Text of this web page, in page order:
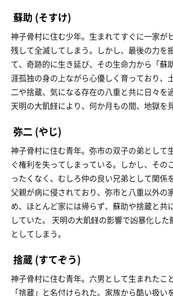
蘇助 (そすけ)
神子骨村に住む少年。生まれてすぐに一家が
残して全滅してしまう。しかし、最後の力を
て、奇跡的に生き延び、その生命力から「蘇
涯孤独の身の上ながら心優しく育っており、
二や捨蔵、気になる存在の八重と共に日々を
天明の大飢饉により、何か月もの間、地獄を
弥二 (やじ)
神子骨村に住む青年。弥市の双子の弟として
ぐ権利を失ってしまっている。しかし、その
ったくなく、むしろ仲の良い兄弟として関係
父親が病に侵されており、弥市と八重以外の
め、ほとんど家には帰らず、蘇助や捨蔵と共
していた。 天明の大飢饉の影響で凶暴化し
としてしまう。
捨蔵 (すてぞう)
神子骨村に住む青年。六男として生まれたこ
「捨蔵」と名付けられた。家族から酷い扱い